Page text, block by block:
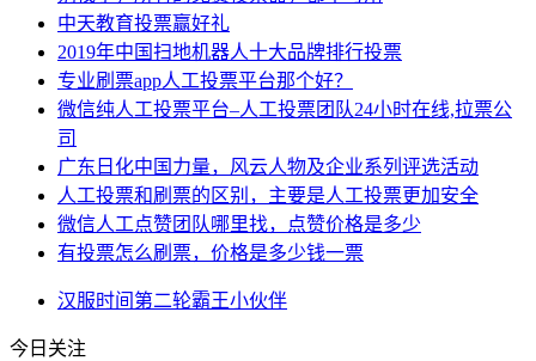
中天教育投票赢好礼
2019年中国扫地机器人十大品牌排行投票
专业刷票app人工投票平台那个好？
微信纯人工投票平台–人工投票团队24小时在线,拉票公
司
广东日化中国力量，风云人物及企业系列评选活动
人工投票和刷票的区别，主要是人工投票更加安全
微信人工点赞团队哪里找，点赞价格是多少
有投票怎么刷票，价格是多少钱一票
汉服时间 第二轮霸王小伙伴
今日关注